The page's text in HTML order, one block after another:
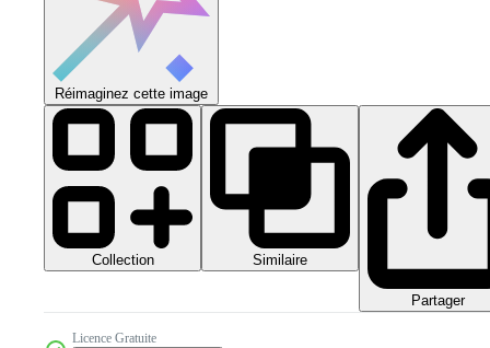
Réimaginez cette image
Collection Similaire
Partager
Licence Gratuite